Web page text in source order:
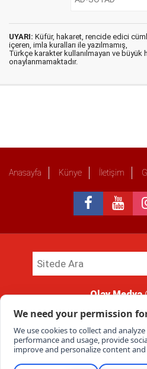
UYARI: Küfür, hakaret, rencide edici
içeren, imla kuralları ile yazılmamış,
Türkçe karakter kullanılmayan ve büyük
onaylanmamaktadır.
Anasayfa Künye İletişim
Olay Medya
kullanımı hukuki